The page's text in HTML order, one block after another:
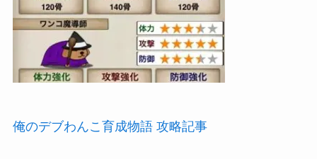
俺のデブわんこ育成物語 攻略記事